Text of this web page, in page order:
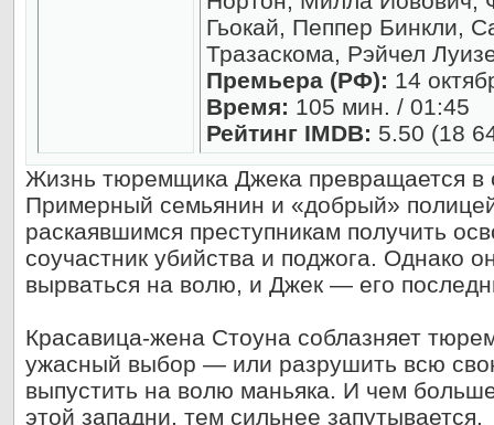
Гьокай, Пеппер Бинкли,
Тразаскома, Рэйчел
Премьера (РФ): 14
Время: 105 мин. / 01:45
Рейтинг IMDB: 5.50 (18
Жизнь тюремщика Джека превращается
Примерный семьянин и «добрый»
раскаявшимся преступникам получить
соучастник убийства и поджога. Однако
вырваться на волю, и Джек — его
Красавица-жена Стоуна соблазняет
ужасный выбор — или разрушить всю
выпустить на волю маньяка. И чем
этой западни, тем сильнее запутывается.